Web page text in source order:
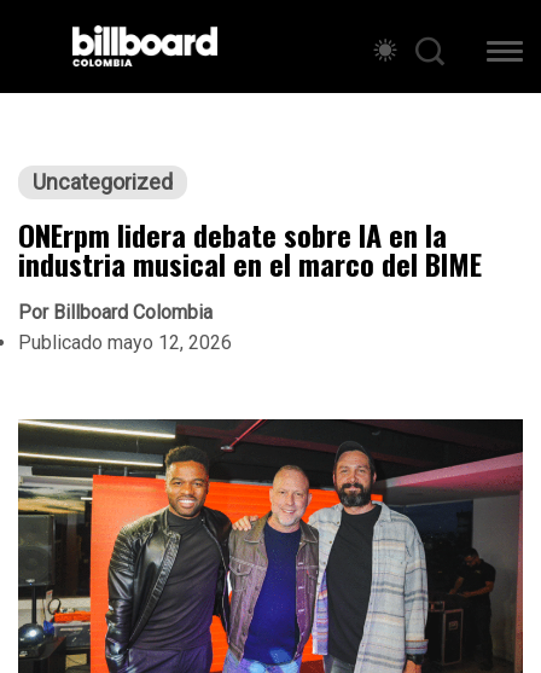
Uncategorized
ONErpm lidera debate sobre IA en la
industria musical en el marco del BIME
PorBillboard Colombia
Publicado mayo 12, 2026